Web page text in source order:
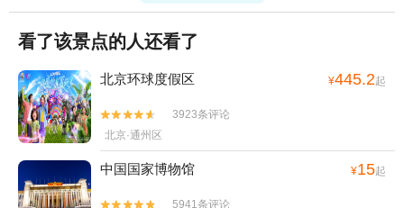
看了该景点的人还看了
北京环球度假区 ¥445.2起


3923条评论
北京·通州区
中国国家博物馆 ¥15起

 5941条评论